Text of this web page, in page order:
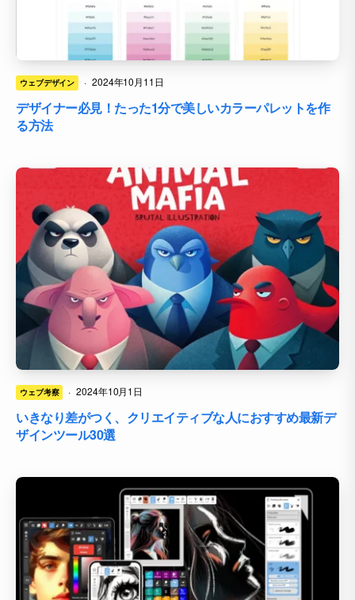
ウェブデザイン · 2024年10月11日
デザイナー必見！たった1分で美しいカラーパレットを作
る方法
ウェブ考察 · 2024年10月1日
いきなり差がつく、クリエイティブな人におすすめ最新デ
ザインツール30選